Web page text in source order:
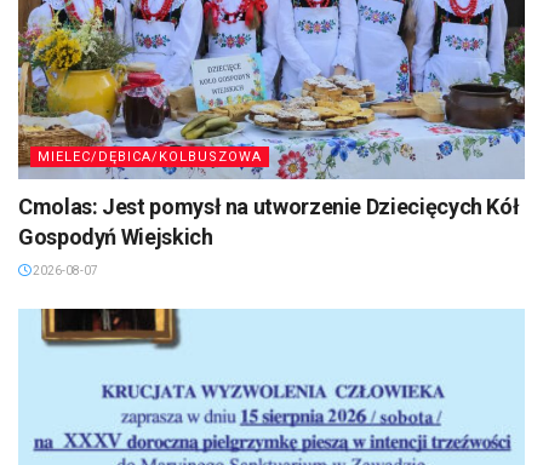
MIELEC/DĘBICA/KOLBUSZOWA
Cmolas: Jest pomysł na utworzenie Dziecięcych Kół
Gospodyń Wiejskich
2026-08-07